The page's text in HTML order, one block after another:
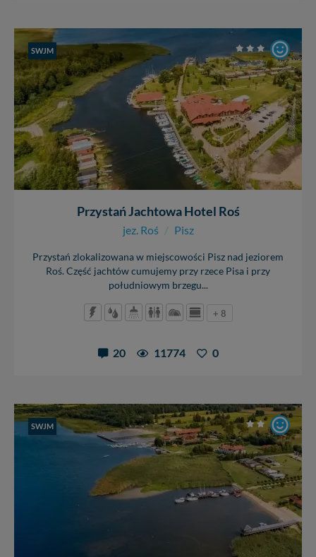
SWJM
Przystań Jachtowa Hotel Roś
jez. Roś / Pisz
Przystań zlokalizowana w miejscowości Pisz nad jeziorem
Roś. Część jachtów cumujemy przy rzece Pisa i przy
południowym brzegu...
+ 8
20 11774 0
SWJM